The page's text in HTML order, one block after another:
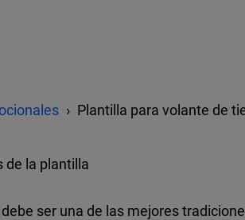
Plantilla para volante de
de la plantilla
ser una de las mejores